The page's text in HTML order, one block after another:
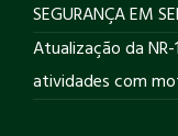
SEGURANÇA EM
Atualização da
atividades com